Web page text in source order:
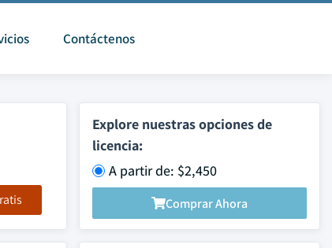
Contáctenos
Explore nuestras opciones de
licencia:
A partir de: $2,450
Comprar Ahora